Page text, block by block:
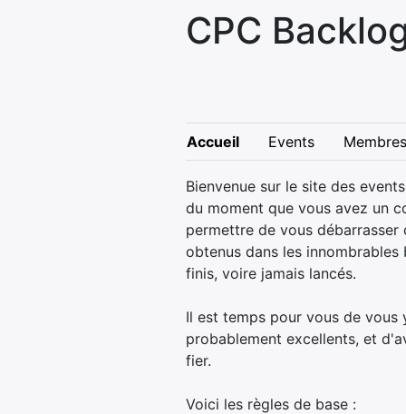
CPC
Accueil Events Membres
Bienvenue sur le site des
du moment que vous avez un
permettre de vous
obtenus dans les
finis, voire jamais lancés.
Il est temps pour vous de
probablement excellents, et
fier.
Voici les règles de base :